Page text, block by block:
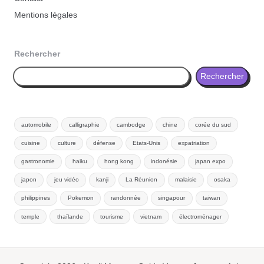
Mentions légales
Rechercher
Rechercher
automobile calligraphie cambodge chine corée du sud
cuisine culture défense Etats-Unis expatriation
gastronomie haiku hong kong indonésie japan expo
japon jeu vidéo kanji La Réunion malaisie osaka
philippines Pokemon randonnée singapour taiwan
temple thaïlande tourisme vietnam électroménager